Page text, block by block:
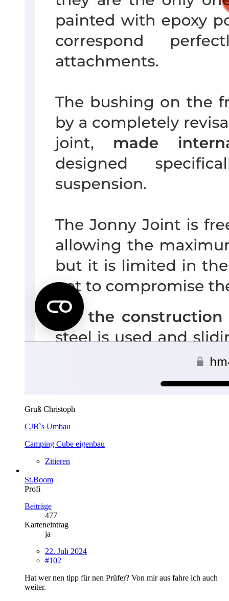
Gruß Christoph
CJB`s Umbau
Camping Cube eigenbau
Zitieren
St.Boom
Profi
Beiträge
477
Karteneintrag
ja
22. Juli 2024
#102
Hat wer nen tipp für nen Prüfer? Von mir aus fahre ich auch
weiter.